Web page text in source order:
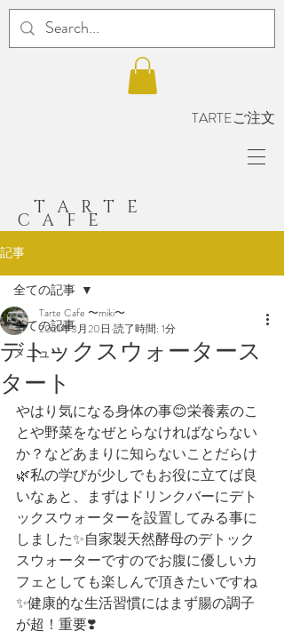
TARTEご注文
TARTE
CAFE
記事
全ての記事
メニュー
全ての記事
デトックスウォータース
タート
Tarte Cafe 〜miki〜
2021年3月20日 読了時間: 1分
やはり気になる身体の事😊栄養素のこ
とや野菜をなぜとらなければならない
か？などあまりに知らないことだらけ
🌿私の学びが少しでもお役に立てば良
いなぁと、まずはドリンクバーにデト
ックスウォーターを設置してみる事に
しました✨自家製天然酵母のデトック
スウォーターですのでお腹に優しいカ
フェとしても楽しんで頂きたいですね
✨健康的な生活習慣にはまず腸の調子
が超！重要❣️